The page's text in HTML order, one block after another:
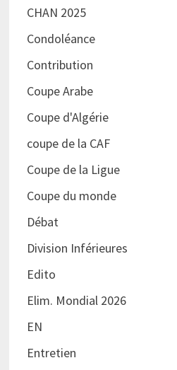
CHAN 2025
Condoléance
Contribution
Coupe Arabe
Coupe d'Algérie
coupe de la CAF
Coupe de la Ligue
Coupe du monde
Débat
Division Inférieures
Edito
Elim. Mondial 2026
EN
Entretien